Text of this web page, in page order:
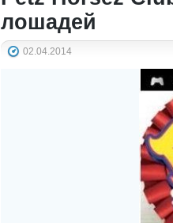
лошадей
02.04.2014